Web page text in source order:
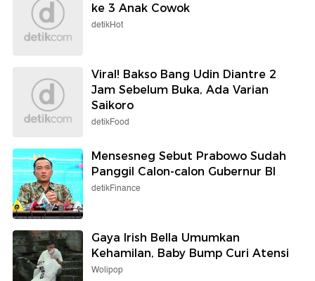
ke 3 Anak Cowok
detikHot
Viral! Bakso Bang Udin Diantre 2
Jam Sebelum Buka, Ada Varian
Saikoro
detikFood
Mensesneg Sebut Prabowo Sudah
Panggil Calon-calon Gubernur BI
detikFinance
Gaya Irish Bella Umumkan
Kehamilan, Baby Bump Curi Atensi
Wolipop